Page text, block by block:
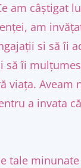
am câștigat
am
si să îi
să îi
viața. Aveam
a invata
tale